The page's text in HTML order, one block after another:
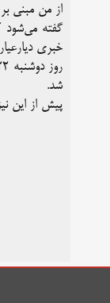
از من مبنی بر
گفته می‌شود
خبری
شد.
پیش از این